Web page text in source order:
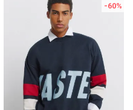
-60%